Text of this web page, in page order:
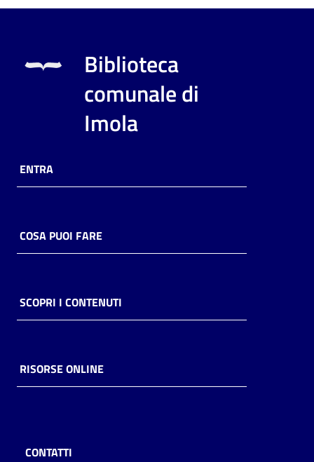
Biblioteca
comunale di
Imola
ENTRA
COSA PUOI FARE
SCOPRI I CONTENUTI
RISORSE ONLINE
CONTATTI